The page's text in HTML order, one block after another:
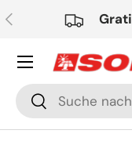
Direkt zum Inhalt
Vorherige
Suchen
Suchen